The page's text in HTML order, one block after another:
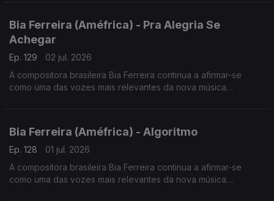
Bia Ferreira (Améfrica) - Pra Alegria Se
Achegar
Ep. 129
02 jul. 2026
A compositora brasileira Bia Ferreira continua a afirmar-se
como uma das vozes mais relevantes da nova música
Bia Ferreira (Améfrica) - Algoritmo
Ep. 128
01 jul. 2026
A compositora brasileira Bia Ferreira continua a afirmar-se
como uma das vozes mais relevantes da nova música